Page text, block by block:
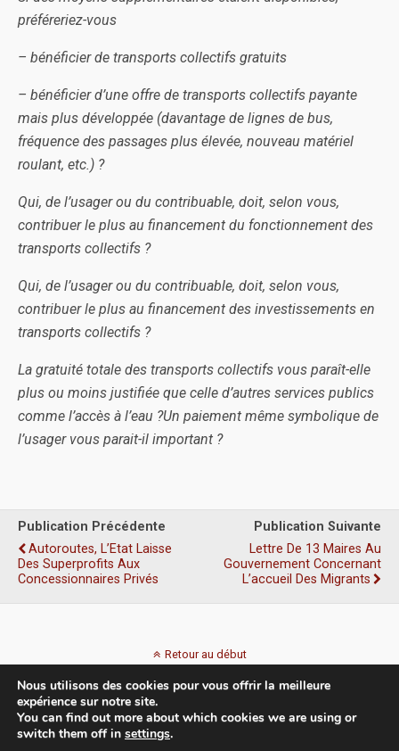
préféreriez-vous
– bénéficier de transports collectifs gratuits
– bénéficier d’une offre de transports collectifs payante
mais plus développée (davantage de lignes de bus,
fréquence des passages plus élevée, nouveau matériel
roulant, etc.) ?
Qui, de l’usager ou du contribuable, doit, selon vous,
contribuer le plus au financement du fonctionnement des
transports collectifs ?
Qui, de l’usager ou du contribuable, doit, selon vous,
contribuer le plus au financement des investissements en
transports collectifs ?
La gratuité totale des transports collectifs vous paraît-elle
plus ou moins justifiée que celle d’autres services publics
comme l’accès à l’eau ?Un paiement même symbolique de
l’usager vous parait-il important ?
Publication Précédente
Autoroutes, L’Etat Laisse
Des Superprofits Aux
Concessionnaires Privés
Publication Suivante
Lettre De 13 Maires Au
Gouvernement Concernant
L’accueil Des Migrants
Retour au début
Mobile
Nous utilisons des cookies pour vous offrir la meilleure
expérience sur notre site.
You can find out more about which cookies we are using or
switch them off in settings.